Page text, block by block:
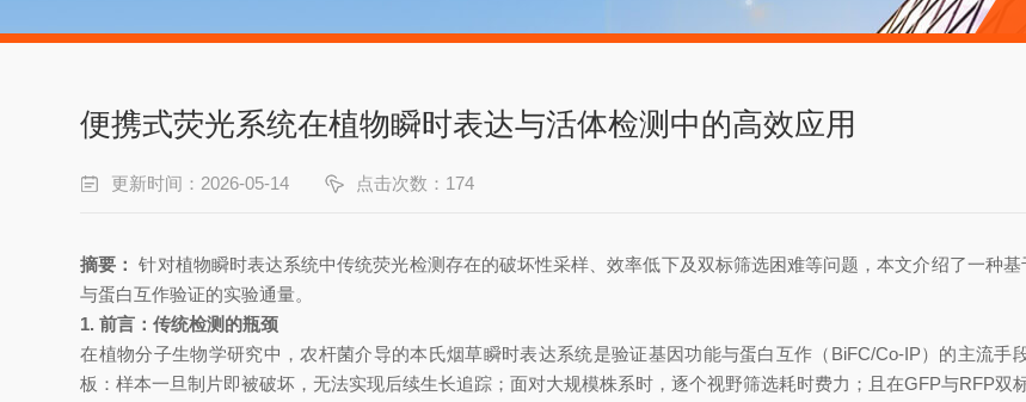
​便携式荧光系统在植物瞬时表达与活体检测中的高效应用
更新时间：2026-05-14 点击次数：174
摘要： 针对植物瞬时表达系统中传统荧光检测存在的破坏性采样、效率低下及双标筛选困难等问题，本文介绍了一种
与蛋白互作验证的实验通量。
1. 前言：传统检测的瓶颈
在植物分子生物学研究中，农杆菌介导的本氏烟草瞬时表达系统是验证基因功能与蛋白互作（BiFC/Co-IP）的主流
板：样本一旦制片即被破坏，无法实现后续生长追踪；面对大规模株系时，逐个视野筛选耗时费力；且在GFP与RFP双